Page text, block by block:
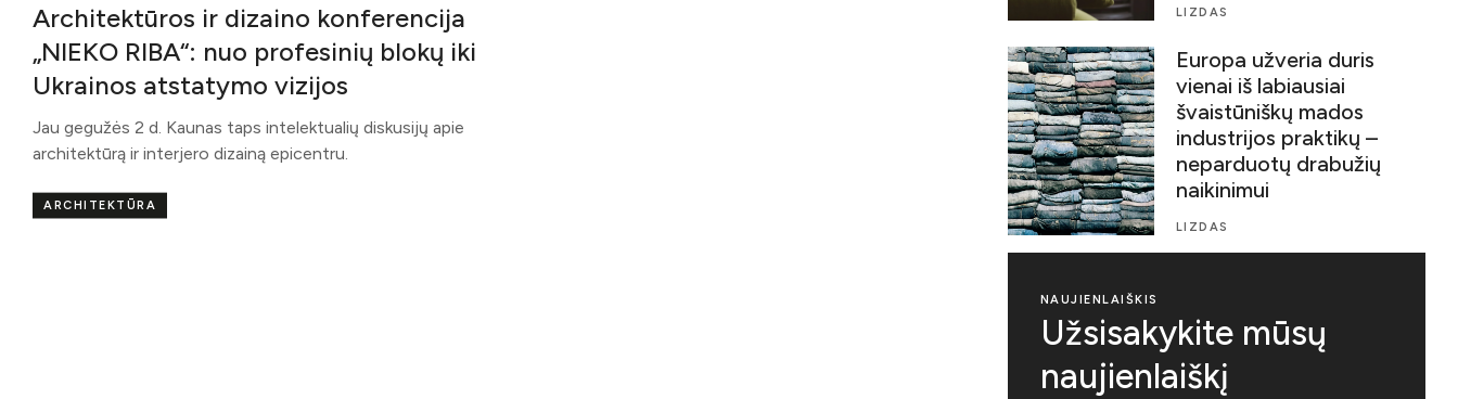
Architektūros ir dizaino konferencija
„NIEKO RIBA“: nuo profesinių blokų iki
Ukrainos atstatymo vizijos
Jau gegužės 2 d. Kaunas taps intelektualių diskusijų apie
architektūrą ir interjero dizainą epicentru.
ARCHITEKTŪRA
LIZDAS
Europa užveria duris
vienai iš labiausiai
švaistūniškų mados
industrijos praktikų –
neparduotų drabužių
naikinimui
LIZDAS
NAUJIENLAIŠKIS
Užsisakykite mūsų
naujienlaiškį